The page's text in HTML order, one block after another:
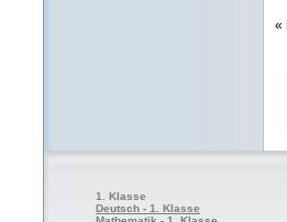
«
1. Klasse
Deutsch - 1. Klasse